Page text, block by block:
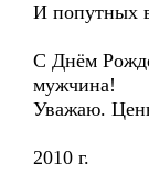
И попутных
С Днём
мужчина!
Уважаю.
2010 г.